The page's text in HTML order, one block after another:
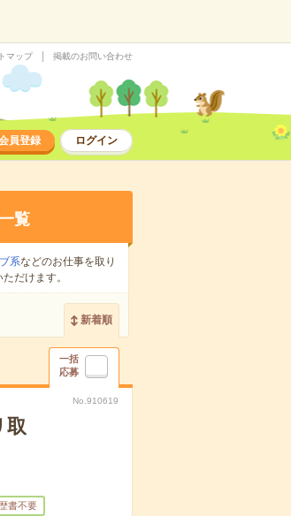
マップ 掲載のお問い合わせ
員登録 ログイン
覧
系などのお仕事を取り
だけます。
新着順
一括
応募
No.910619
取
書不要